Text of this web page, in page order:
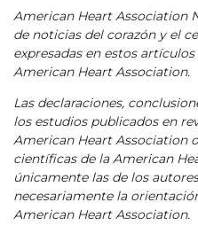
American Heart Association
de noticias del corazón y el
expresadas en estos
American Heart Association.
Las declaraciones,
los estudios publicados en
American Heart Association
científicas de la American
únicamente las de los
necesariamente la
American Heart Association.